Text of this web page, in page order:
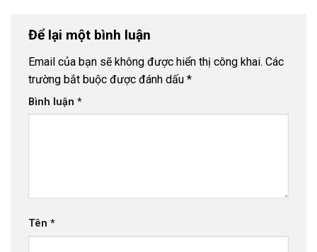
Để lại một bình luận
Email của bạn sẽ không được hiển thị công khai. Các
trường bắt buộc được đánh dấu *
Bình luận *
Tên *